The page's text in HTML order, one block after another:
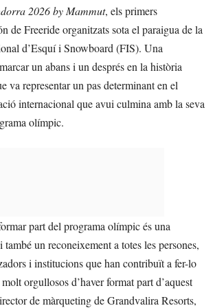
2026 by Mammut, els primers
de Freeride organitzats sota el paraigua de la
d’Esquí i Snowboard (FIS). Una
un abans i un després en la història
va representar un pas determinant en el
internacional que avui culmina amb la seva
olímpic.
part del programa olímpic és una
un reconeixement a totes les persones,
i institucions que han contribuït a fer-lo
orgullosos d’haver format part d’aquest
de màrqueting de Grandvalira Resorts,